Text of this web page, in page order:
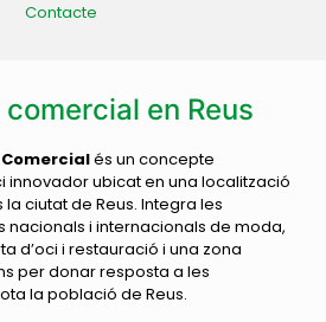
Contacte
en Reus
és un concepte
innovador ubicat en una localització
ciutat de Reus. Integra les
nacionals i internacionals de moda,
d’oci i restauració i una zona
per donar resposta a les
la població de Reus.